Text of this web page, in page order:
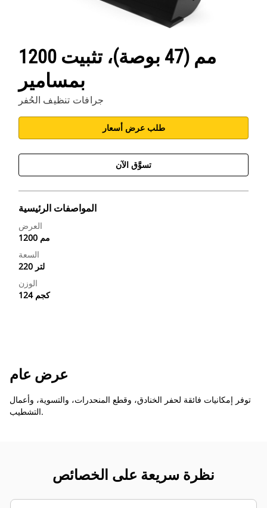
1200 مم (47 بوصة)، تثبيت
بمسامير
جرافات تنظيف الحُفر
طلب عرض أسعار
تسوَّق الآن
المواصفات الرئيسية
العرض
1200 مم
السعة
220 لتر
الوزن
124 كجم
عرض عام
توفر إمكانيات فائقة لحفر الخنادق، وقطع المنحدرات، والتسوية، وأعمال
التشطيب.
نظرة سريعة على الخصائص